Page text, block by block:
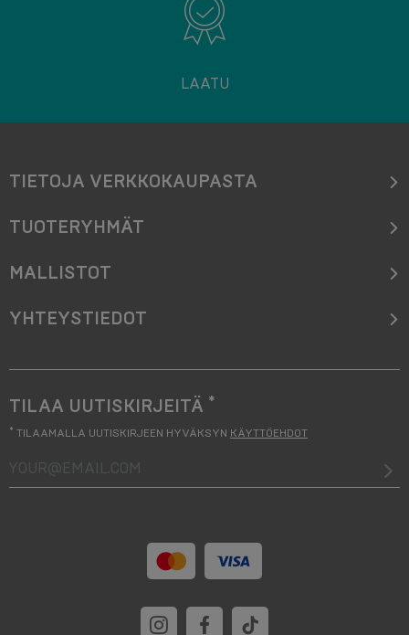
LAATU
TIETOJA VERKKOKAUPASTA
TUOTERYHMÄT
MALLISTOT
YHTEYSTIEDOT
TILAA UUTISKIRJEITÄ *
* TILAAMALLA UUTISKIRJEEN HYVÄKSYN KÄYTTÖEHDOT
your@email.com